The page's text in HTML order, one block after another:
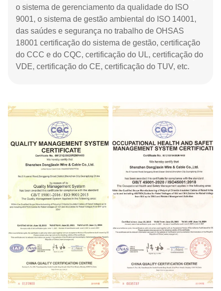
o sistema de gerenciamento da qualidade do ISO
9001, o sistema de gestão ambiental do ISO 14001,
das saúdes e segurança no trabalho de OHSAS
18001 certificação do sistema de gestão, certificação
do CCC e do CQC, certificação do UL, certificação do
VDE, certificação do CE, certificação do TUV, etc.